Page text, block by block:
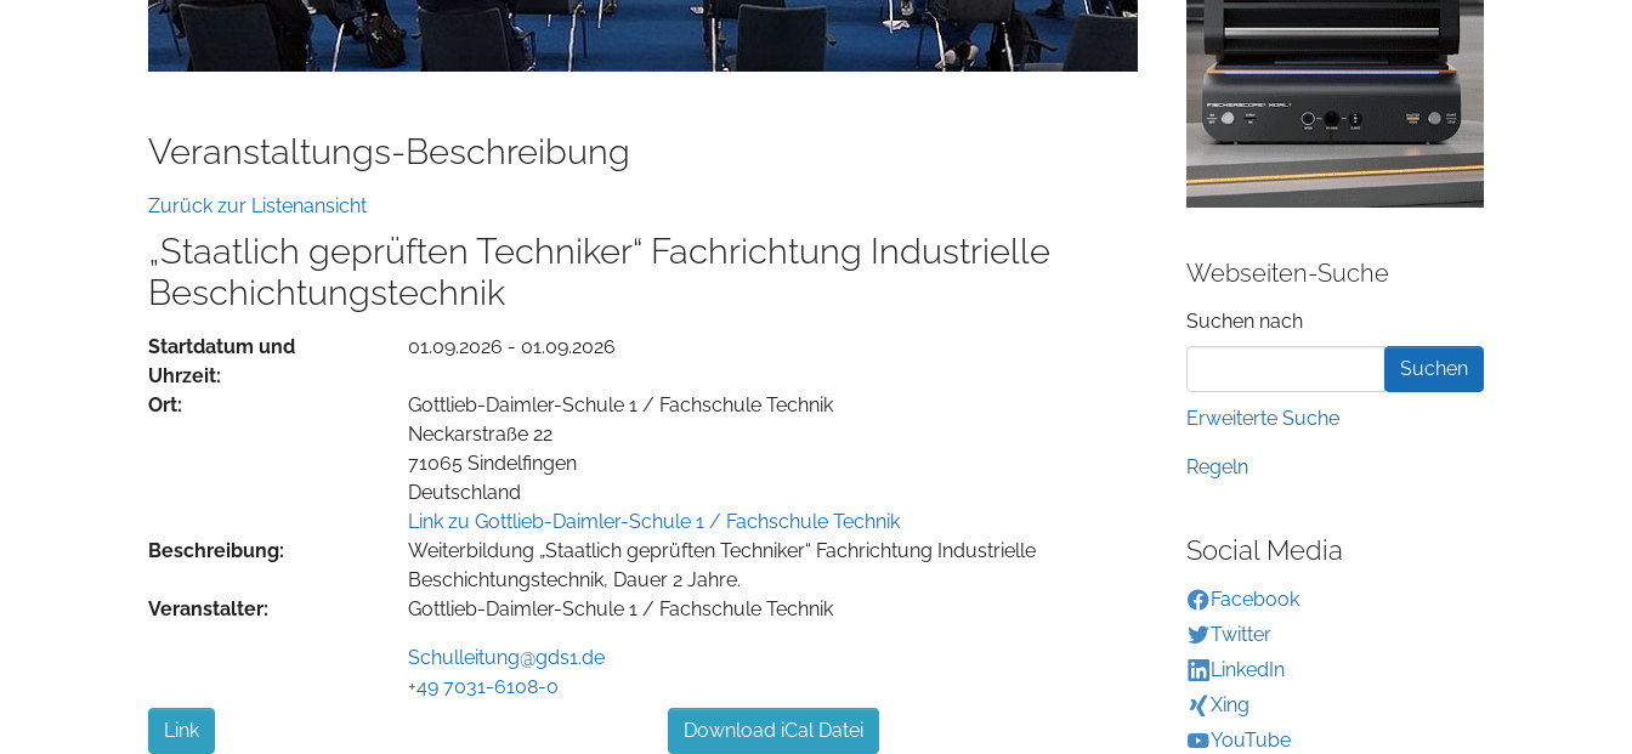
Veranstaltungs-Beschreibung
Zurück zur Listenansicht
„Staatlich geprüften Techniker“ Fachrichtung Industrielle
Beschichtungstechnik
Startdatum und
Uhrzeit:
01.09.2026 - 01.09.2026
Ort:
Gottlieb-Daimler-Schule 1 / Fachschule Technik
Neckarstraße 22
71065 Sindelfingen
Deutschland
Link zu Gottlieb-Daimler-Schule 1 / Fachschule Technik
Beschreibung:
Weiterbildung „Staatlich geprüften Techniker“ Fachrichtung Industrielle
Beschichtungstechnik, Dauer 2 Jahre.
Veranstalter:
Gottlieb-Daimler-Schule 1 / Fachschule Technik
Schulleitung@gds1.de
+49 7031-6108-0
Link
Download iCal Datei
Webseiten-Suche
Suchformular
Suchen nach
Erweiterte Suche
Regeln
Social Media
Facebook
Twitter
LinkedIn
Xing
YouTube